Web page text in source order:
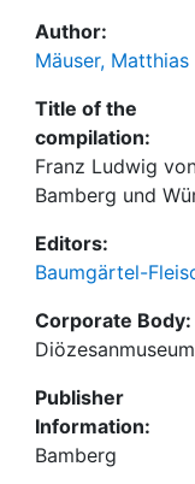
Author:
Mäuser, Matthias
Title of the
compilation:
Franz Ludwig
Bamberg und
Editors:
Baumgärtel-
Corporate Body:
Publisher
Information:
Bamberg